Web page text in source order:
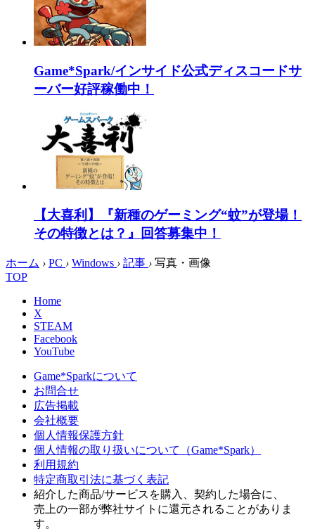
Game*Spark/インサイド公式ディスコードサ
ーバー好評稼働中！
【大喜利】『新種のゲーミング“蚊”が登場！
その特徴とは？』回答募集中！
ホーム › PC › Windows › 記事 › 写真・画像
TOP
Home
X
STEAM
Facebook
YouTube
Game*Sparkについて
お問合せ
広告掲載
会社概要
個人情報保護方針
個人情報の取り扱いについて（Game*Spark）
利用規約
特定商取引法に基づく表記
紹介した商品/サービスを購入、契約した場合に、
売上の一部が弊社サイトに還元されることがありま
す。